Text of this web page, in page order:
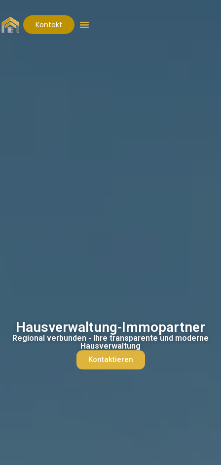
Kontakt
Hausverwaltung-Immopartner
Regional verbunden - Ihre transparente und moderne
Hausverwaltung
Kontaktieren